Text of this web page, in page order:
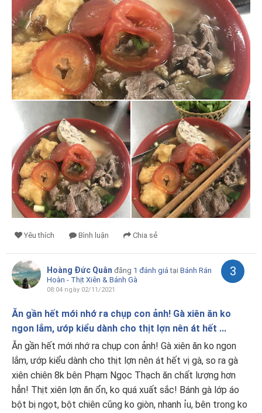
Yêu thích Bình luận Chia sẻ
Hoàng Đức Quân đăng 1 đánh giá tại Bánh Rán
Hoàn - Thịt Xiên & Bánh Gà
08:04 ngày 02/11/2021
3
Ăn gần hết mới nhớ ra chụp con ảnh! Gà xiên ăn ko
ngon lắm, ướp kiểu dành cho thịt lợn nên át hết ...
Ăn gần hết mới nhớ ra chụp con ảnh! Gà xiên ăn ko ngon
lắm, ướp kiểu dành cho thịt lợn nên át hết vị gà, so ra gà
xiên chiên 8k bên Phạm Ngọc Thạch ăn chất lượng hơn
hẳn! Thịt xiên lợn ăn ổn, ko quá xuất sắc! Bánh gà lớp áo
bột bị ngọt, bột chiên cũng ko giòn, nhanh ỉu, bên trong ko